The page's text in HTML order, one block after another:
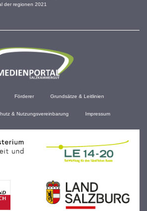
der regionen 2021
Förderer Grundsätze & Leitlinien
& Nutzungsvereinbarung Impressum